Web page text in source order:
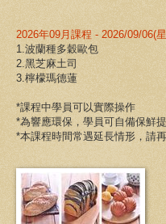
2026年09月課程 - 2026/09/06(
1.波蘭種多穀歐包
2.黑芝麻土司
3.檸檬瑪德蓮
*課程中學員可以實際操作
*為響應環保，學員可自備保鮮
*本課程時間常遇延長情形，請